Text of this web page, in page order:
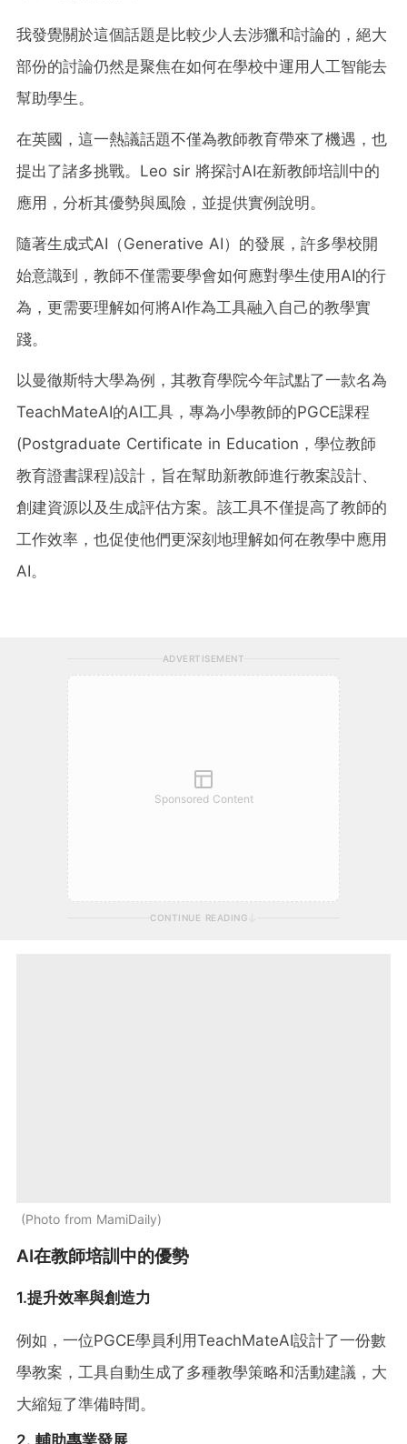
我發覺關於這個話題是比較少人去涉獵和討論的，絕大
部份的討論仍然是聚焦在如何在學校中運用人工智能去
幫助學生。
在英國，這一熱議話題不僅為教師教育帶來了機遇，也
提出了諸多挑戰。Leo sir 將探討AI在新教師培訓中的
應用，分析其優勢與風險，並提供實例說明。
隨著生成式AI（Generative AI）的發展，許多學校開
始意識到，教師不僅需要學會如何應對學生使用AI的行
為，更需要理解如何將AI作為工具融入自己的教學實
踐。
以曼徹斯特大學為例，其教育學院今年試點了一款名為
TeachMateAI的AI工具，專為小學教師的PGCE課程
(Postgraduate Certificate in Education，學位教師
教育證書課程)設計，旨在幫助新教師進行教案設計、
創建資源以及生成評估方案。該工具不僅提高了教師的
工作效率，也促使他們更深刻地理解如何在教學中應用
AI。
ADVERTISEMENT
Sponsored Content
CONTINUE READING
Photo from MamiDaily
AI在教師培訓中的優勢
1.提升效率與創造力
例如，一位PGCE學員利用TeachMateAI設計了一份數
學教案，工具自動生成了多種教學策略和活動建議，大
大縮短了準備時間。